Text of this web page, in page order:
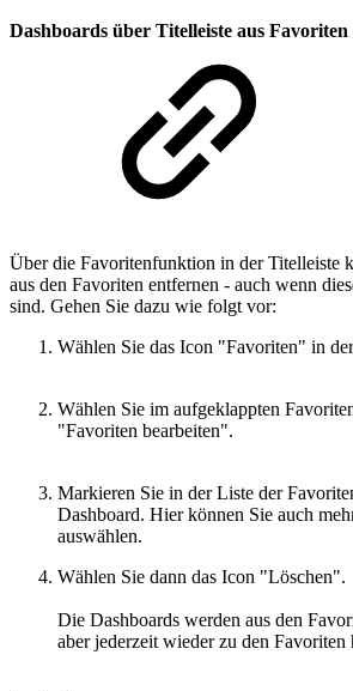
Dashboards über Titelleiste aus Favoriten
Über die Favoritenfunktion in der Titelleiste
aus den Favoriten entfernen - auch wenn
sind. Gehen Sie dazu wie folgt vor:
Wählen Sie das Icon "Favoriten" in
Wählen Sie im aufgeklappten
"Favoriten bearbeiten".
Markieren Sie in der Liste der
Dashboard. Hier können Sie auch
auswählen.
Wählen Sie dann das Icon "Löschen".
Die Dashboards werden aus den
aber jederzeit wieder zu den